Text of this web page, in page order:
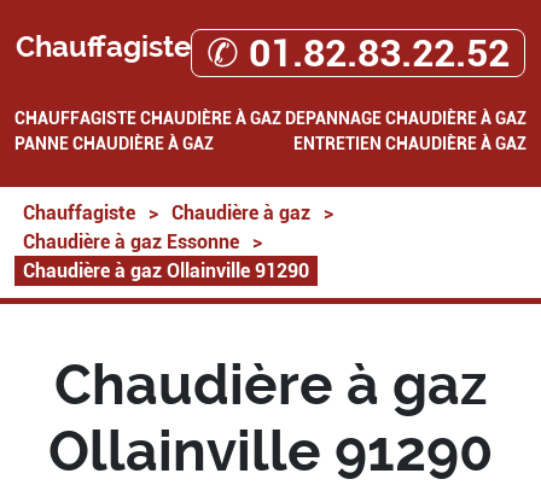
Chauffagiste ✆ 01.82.83.22.52
CHAUFFAGISTECHAUDIÈRE À GAZ DEPANNAGE CHAUDIÈRE À GAZ
PANNE CHAUDIÈRE À GAZ
ENTRETIEN CHAUDIÈRE À GAZ
Chauffagiste > Chaudière à gaz
>
Chaudière à gaz Essonne
>
Chaudière à gaz Ollainville 91290
Chaudière à gaz
Ollainville 91290